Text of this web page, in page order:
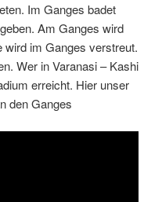
Im Ganges badet
Am Ganges wird
wird im Ganges verstreut.
Wer in Varanasi – Kashi
erreicht. Hier unser
den Ganges